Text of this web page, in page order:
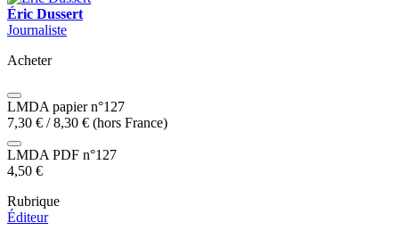
Éric Dussert
Journaliste
Acheter
LMDA papier n°127
7,30 € /8,30 € (hors France)
LMDA PDF n°127
4,50 €
Rubrique
Éditeur